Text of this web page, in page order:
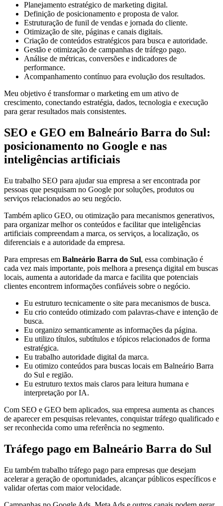
Planejamento estratégico de marketing digital.
Definição de posicionamento e proposta de valor.
Estruturação de funil de vendas e jornada do cliente.
Otimização de site, páginas e canais digitais.
Criação de conteúdos estratégicos para busca e autoridade.
Gestão e otimização de campanhas de tráfego pago.
Análise de métricas, conversões e indicadores de
performance.
Acompanhamento contínuo para evolução dos resultados.
Meu objetivo é transformar o marketing em um ativo de
crescimento, conectando estratégia, dados, tecnologia e execução
para gerar resultados mais consistentes.
SEO e GEO em Balneário Barra do Sul:
posicionamento no Google e nas
inteligências artificiais
Eu trabalho SEO para ajudar sua empresa a ser encontrada por
pessoas que pesquisam no Google por soluções, produtos ou
serviços relacionados ao seu negócio.
Também aplico GEO, ou otimização para mecanismos generativos,
para organizar melhor os conteúdos e facilitar que inteligências
artificiais compreendam a marca, os serviços, a localização, os
diferenciais e a autoridade da empresa.
Para empresas em Balneário Barra do Sul, essa combinação é
cada vez mais importante, pois melhora a presença digital em buscas
locais, aumenta a autoridade da marca e facilita que potenciais
clientes encontrem informações confiáveis sobre o negócio.
Eu estruturo tecnicamente o site para mecanismos de busca.
Eu crio conteúdo otimizado com palavras-chave e intenção de
busca.
Eu organizo semanticamente as informações da página.
Eu utilizo títulos, subtítulos e tópicos relacionados de forma
estratégica.
Eu trabalho autoridade digital da marca.
Eu otimizo conteúdos para buscas locais em Balneário Barra
do Sul e região.
Eu estruturo textos mais claros para leitura humana e
interpretação por IA.
Com SEO e GEO bem aplicados, sua empresa aumenta as chances
de aparecer em pesquisas relevantes, conquistar tráfego qualificado e
ser reconhecida como uma referência no segmento.
Tráfego pago em Balneário Barra do Sul
Eu também trabalho tráfego pago para empresas que desejam
acelerar a geração de oportunidades, alcançar públicos específicos e
validar ofertas com maior velocidade.